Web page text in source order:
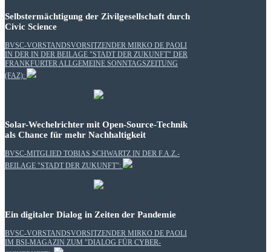
Selbstermächtigung der Zivilgesellschaft durch
Civic Science
BVSC-VORSTANDSVORSITZENDER MIRKO DE PAOLI
IN DER IN DER BEILAGE "STADT DER ZUKUNFT" DER
FRANKFURTER ALLGEMEINE SONNTAGSZEITUNG
(FAZ):
Solar-Wechelrichter mit Open-Source-Technik
als Chance für mehr Nachhaltigkeit
BVSC-MITGLIED TOBIAS SCHWARTZ IN DER F.A.Z.-
BEILAGE "STADT DER ZUKUNFT":
Ein digitaler Dialog in Zeiten der Pandemie
BVSC-VORSTANDSVORSITZENDER MIRKO DE PAOLI
IM BSI-MAGAZIN ZUM "DIALOG FÜR CYBER-